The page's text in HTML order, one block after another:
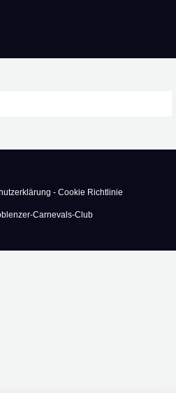
- Cookie Richtlinie
Carnevals-Club